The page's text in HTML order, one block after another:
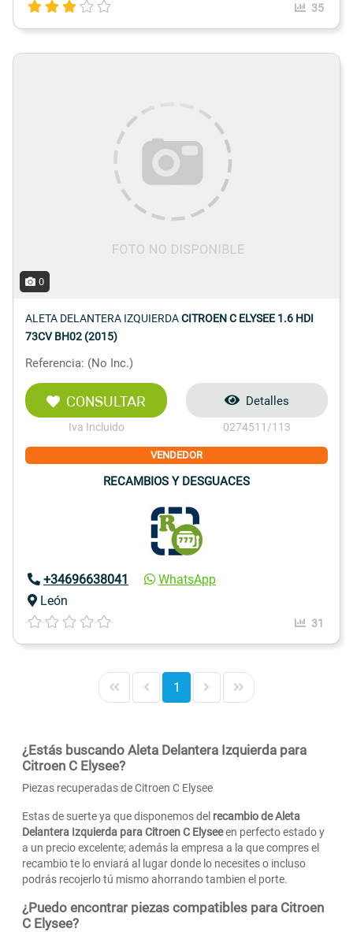
35
0
ALETA DELANTERA IZQUIERDACITROEN C ELYSEE 1.6 HDI
73CV BH02 (2015)
Referencia: (No Inc.)
CONSULTAR
Iva Incluido
Detalles
0274511/113
VENDEDOR
RECAMBIOS Y DESGUACES
+34696638041
WhatsApp
León
31
1
¿Estás buscando Aleta Delantera Izquierda para
Citroen C Elysee?
Piezas recuperadas de Citroen C Elysee
Estas de suerte ya que disponemos del recambio de Aleta
Delantera Izquierda para Citroen C Elyseeen perfecto estado y
a un precio excelente; además la empresa a la que compres el
recambio te lo enviará al lugar donde lo necesites o incluso
podrás recojerlo tú mismo ahorrando tambien el porte.
¿Puedo encontrar piezas compatibles para Citroen
C Elysee?